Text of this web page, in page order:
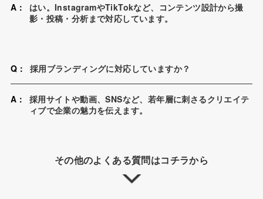
A：
はい。InstagramやTikTokなど、コンテンツ設計から撮
影・投稿・分析まで対応しています。
Q： 採用ブランディングに対応していますか？
A：
採用サイトや動画、SNSなど、若年層に刺さるクリエイテ
ィブで企業の魅力を伝えます。
その他のよくある質問はコチラから